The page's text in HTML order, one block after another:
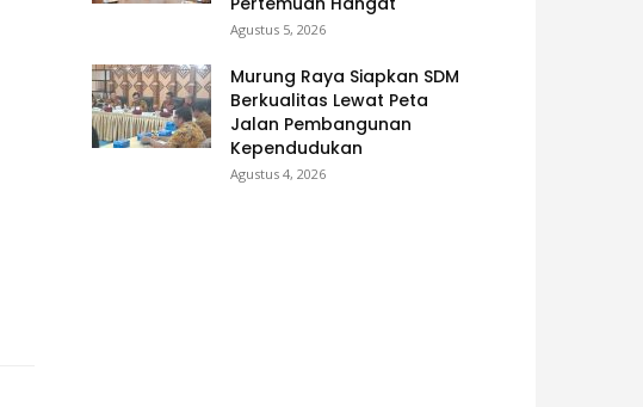
Agustus 5, 2026
Murung Raya Siapkan SDM
Berkualitas Lewat Peta
Jalan Pembangunan
Kependudukan
Agustus 4, 2026